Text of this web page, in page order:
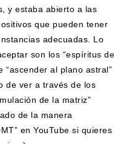
y estaba abierto a las
que pueden tener
adecuadas. Lo
son los “espíritus de
“ascender al plano astral”
de ver a través de los
de la matriz”
de la manera
en YouTube si quieres